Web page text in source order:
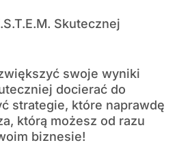
Skutecznej
swoje wyniki
docierać do
strategie, które naprawdę
którą możesz od razu
biznesie!